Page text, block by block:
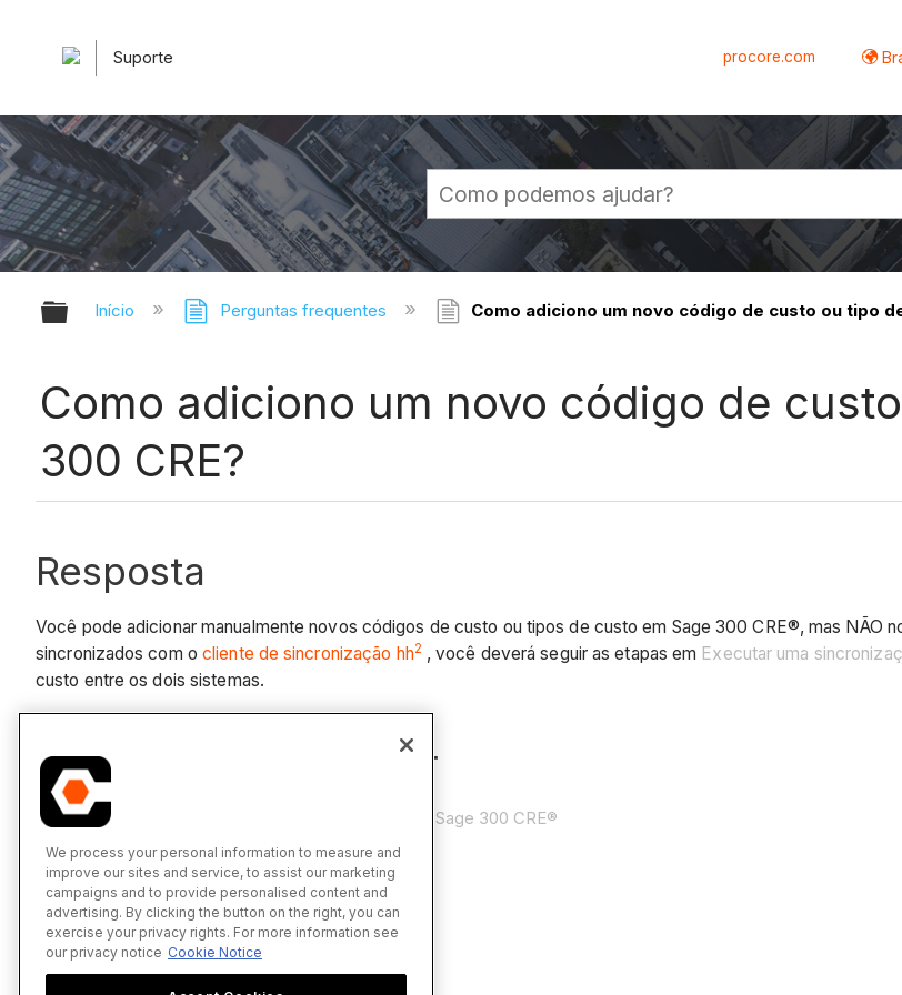
Suporte procore.com
Expandir/recolher hierarquia global
Início Perguntas frequentes Como adiciono um novo código de custo ou tipo
Como adiciono um novo código de
300 CRE?
Resposta
Você pode adicionar manualmente novos códigos de custo ou tipos de custo em Sage 300 CRE®, mas NÃO
sincronizados com o cliente de sincronização hh2 , você deverá seguir as etapas em Executar uma
custo entre os dois sistemas.
Não deixe de conferir
Performar uma sincronização sob demanda com Sage 300 CRE®
We process your personal information to measure and
improve our sites and service, to assist our marketing
campaigns and to provide personalised content and
advertising. By clicking the button on the right, you can
exercise your privacy rights. For more information see
our privacy notice Cookie Notice